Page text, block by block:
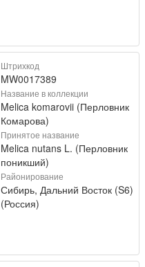
Штрихкод
MW0017389
Название в коллекции
Melica komarovii (Перловник
Комарова)
Принятое название
Melica nutans L. (Перловник
поникший)
Районирование
Сибирь, Дальний Восток (S6)
(Россия)